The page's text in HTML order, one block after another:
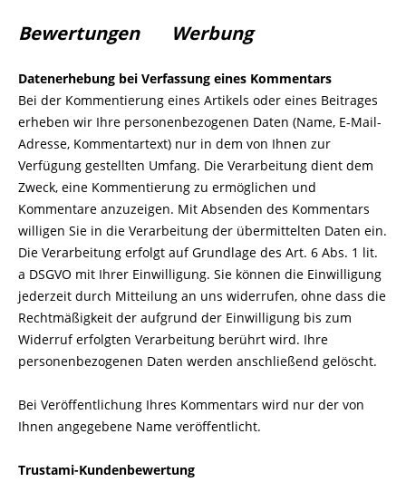
Bewertungen Werbung
Datenerhebung bei Verfassung eines Kommentars
Bei der Kommentierung eines Artikels oder eines Beitrages
erheben wir Ihre personenbezogenen Daten (Name, E-Mail-
Adresse, Kommentartext) nur in dem von Ihnen zur
Verfügung gestellten Umfang. Die Verarbeitung dient dem
Zweck, eine Kommentierung zu ermöglichen und
Kommentare anzuzeigen. Mit Absenden des Kommentars
willigen Sie in die Verarbeitung der übermittelten Daten ein.
Die Verarbeitung erfolgt auf Grundlage des Art. 6 Abs. 1 lit.
a DSGVO mit Ihrer Einwilligung. Sie können die Einwilligung
jederzeit durch Mitteilung an uns widerrufen, ohne dass die
Rechtmäßigkeit der aufgrund der Einwilligung bis zum
Widerruf erfolgten Verarbeitung berührt wird. Ihre
personenbezogenen Daten werden anschließend gelöscht.
Bei Veröffentlichung Ihres Kommentars wird nur der von
Ihnen angegebene Name veröffentlicht.
Trustami-Kundenbewertung